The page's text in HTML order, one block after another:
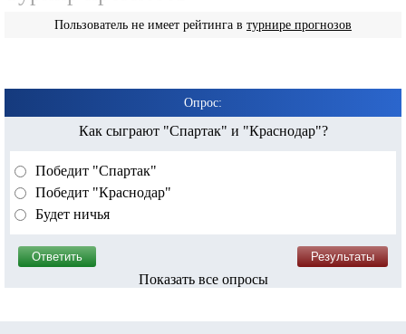
Пользователь не имеет рейтинга в турнире прогнозов
Опрос:
Как сыграют "Спартак" и "Краснодар"?
Победит "Спартак"
Победит "Краснодар"
Будет ничья
Показать все опросы